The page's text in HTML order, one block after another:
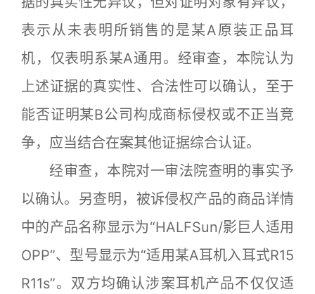
表示从未表明所销售的是某A原装正品耳
机，仅表明系某A通用。经审查，本院认为
上述证据的真实性、合法性可以确认，至于
能否证明某B公司构成商标侵权或不正当竞
争，应当结合在案其他证据综合认证。
经审查，本院对一审法院查明的事实予
以确认。另查明，被诉侵权产品的商品详情
中的产品名称显示为“HALFSun/影巨人适用
OPP”、型号显示为“适用某A耳机入耳式R15
R11s”。双方均确认涉案耳机产品不仅仅适